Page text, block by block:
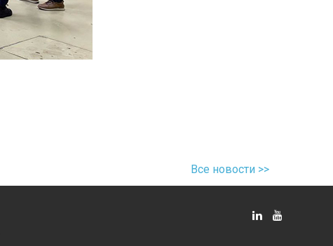
Все новости >>